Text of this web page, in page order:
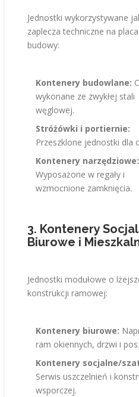
Jednostki wykorzystywane
zaplecza techniczne na
budowy:
Kontenery budowlane:
wykonane ze zwykłej stali
węglowej.
Stróżówki i portiernie:
Przeszklone jednostki dla
Kontenery narzędziowe:
Wyposażone w regały i
wzmocnione zamknięcia.
3. Kontenery
Biurowe i
Jednostki modułowe o
konstrukcji ramowej:
Kontenery biurowe:
ram okiennych, drzwi i
Kontenery socjalne/
Serwis uszczelnień i
wsporczej.